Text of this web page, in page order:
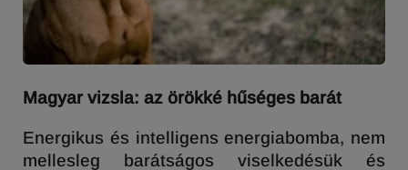
Magyar vizsla: az örökké hűséges barát
Energikus és intelligens energiabomba, nem
mellesleg barátságos viselkedésük és